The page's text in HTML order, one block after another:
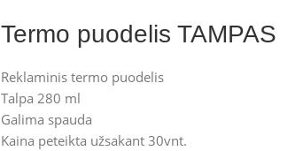
Termo puodelis TAMPAS
Reklaminis termo puodelis
Talpa 280 ml
Galima spauda
Kaina peteikta užsakant 30vnt.